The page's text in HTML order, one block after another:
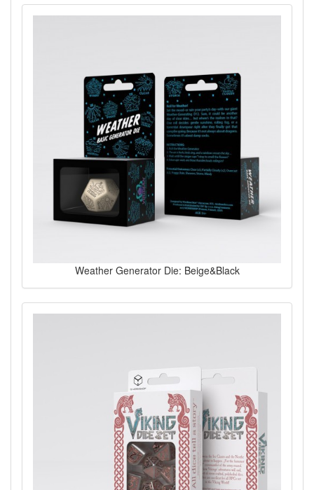
Weather Generator Die: Beige&Black